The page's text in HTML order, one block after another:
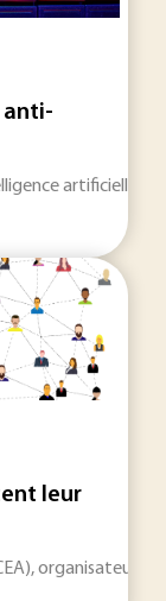
anti-
leur
organisateur